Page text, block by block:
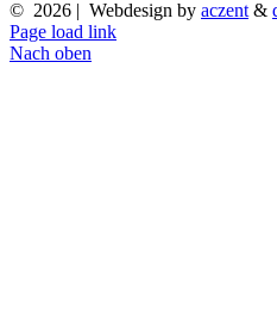
© 2026 | Webdesign by aczent &
Page load link
Nach oben